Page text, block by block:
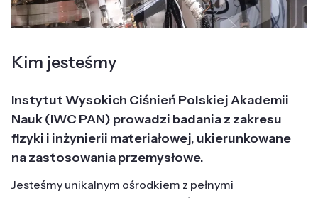
Kim jesteśmy
Instytut Wysokich Ciśnień Polskiej Akademii
Nauk (IWC PAN) prowadzi badania z zakresu
fizyki i inżynierii materiałowej, ukierunkowane
na zastosowania przemysłowe.
Jesteśmy unikalnym ośrodkiem z pełnymi